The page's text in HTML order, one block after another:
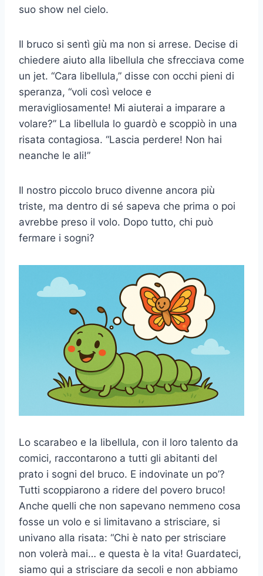
suo show nel cielo.
Il bruco si sentì giù ma non si arrese. Decise di
chiedere aiuto alla libellula che sfrecciava come
un jet. “Cara libellula,” disse con occhi pieni di
speranza, “voli così veloce e
meravigliosamente! Mi aiuterai a imparare a
volare?” La libellula lo guardò e scoppiò in una
risata contagiosa. “Lascia perdere! Non hai
neanche le ali!”
Il nostro piccolo bruco divenne ancora più
triste, ma dentro di sé sapeva che prima o poi
avrebbe preso il volo. Dopo tutto, chi può
fermare i sogni?
Lo scarabeo e la libellula, con il loro talento da
comici, raccontarono a tutti gli abitanti del
prato i sogni del bruco. E indovinate un po’?
Tutti scoppiarono a ridere del povero bruco!
Anche quelli che non sapevano nemmeno cosa
fosse un volo e si limitavano a strisciare, si
univano alla risata: “Chi è nato per strisciare
non volerà mai… e questa è la vita! Guardateci,
siamo qui a strisciare da secoli e non abbiamo